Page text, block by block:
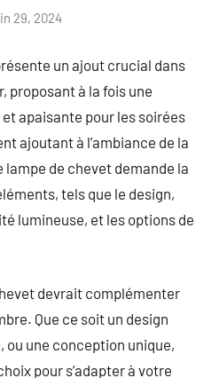
29, 2024
un ajout crucial dans
proposant à la fois une
apaisante pour les soirées
ajoutant à l’ambiance de la
de chevet demande la
tels que le design,
lumineuse, et les options de
devrait complémenter
Que ce soit un design
une conception unique,
pour s’adapter à votre